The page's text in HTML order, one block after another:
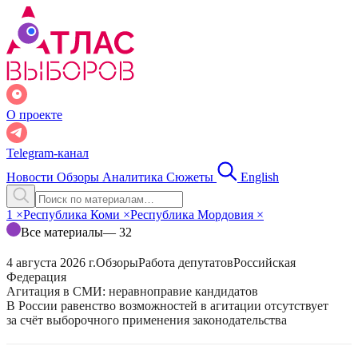
О проекте
Telegram-канал
Новости Обзоры Аналитика Сюжеты English
1 ×Республика Коми ×Республика Мордовия ×
Все материалы— 32
4 августа 2026 г.ОбзорыРабота депутатовРоссийская
Федерация
Агитация в СМИ: неравноправие кандидатов
В России равенство возможностей в агитации отсутствует
за счёт выборочного применения законодательства